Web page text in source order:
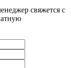
свяжется с